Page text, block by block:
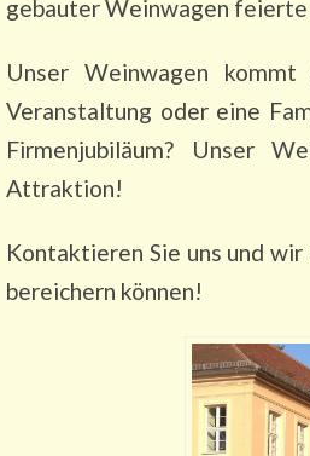
gebauter Weinwagen
Unser Weinwagen
Veranstaltung oder eine
Firmenjubiläum? Unser
Attraktion!
Kontaktieren Sie uns und
bereichern können!